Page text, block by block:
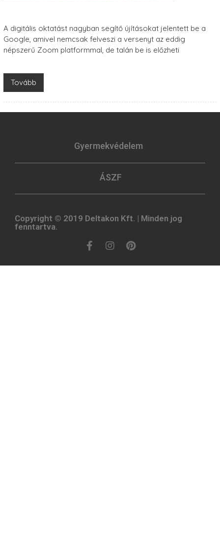
A digitális oktatást nagyban segítő újításokat j​elentett be a
Google, amivel nemcsak felveszi a versenyt az eddig
népszerű Zoom platformmal, de talán be is előzheti
Tovább
Gyermekvédelem
ÁSZF
Copyright © 2019 Deltakon Kft. | Minden jog
fenntartva.​